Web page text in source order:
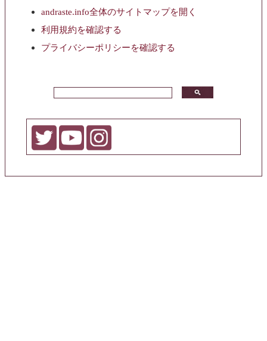
andraste.info全体のサイトマップを開く
利用規約を確認する
プライバシーポリシーを確認する